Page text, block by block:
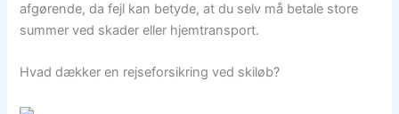
afgørende, da fejl kan betyde, at du selv må betale store
summer ved skader eller hjemtransport.
Hvad dækker en rejseforsikring ved skiløb?